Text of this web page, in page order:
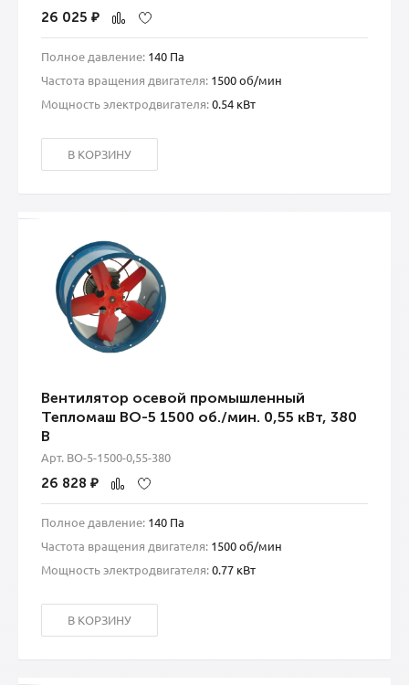
26 025 ₽
Полное давление: 140 Па
Частота вращения двигателя: 1500 об/мин
Мощность электродвигателя:0.54 кВт
В КОРЗИНУ
Вентилятор осевой промышленный
Тепломаш ВО-5 1500 об./мин. 0,55 кВт, 380
В
Арт. ВО-5-1500-0,55-380
26 828 ₽
Полное давление: 140 Па
Частота вращения двигателя: 1500 об/мин
Мощность электродвигателя:0.77 кВт
В КОРЗИНУ